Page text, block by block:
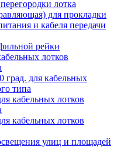
лотка
для прокладки
и кабеля передачи
рейки
лотков
град. для кабельных
типа
кабельных лотков
кабельных лотков
улиц и площадей